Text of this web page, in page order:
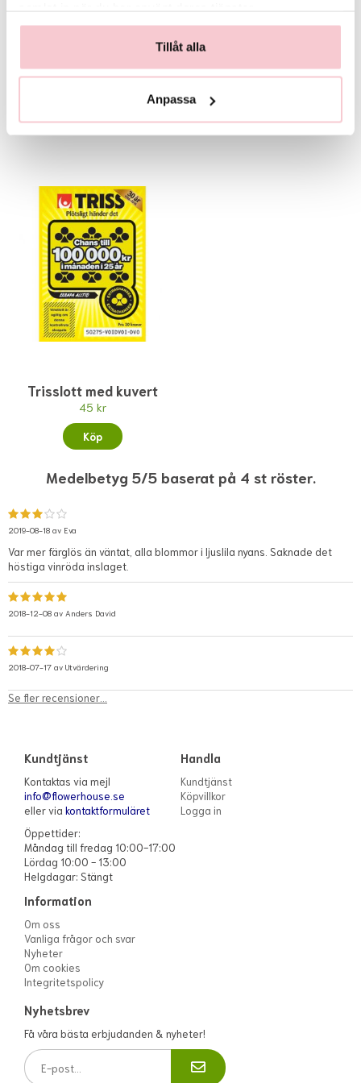
Tillåt alla
Anpassa
Glasvas Chokladstrut
Trisslott med kuvert
45 kr
Köp
Medelbetyg 5/5 baserat på 4 st röster.
2019-08-18 av Eva
Var mer färglös än väntat, alla blommor i ljuslila nyans. Saknade det
höstiga vinröda inslaget.
2018-12-08 av Anders David
2018-07-17 av Utvärdering
Se fler recensioner...
Kundtjänst
Kontaktas via mejl
info@flowerhouse.se
eller via kontaktformuläret
Öppettider:
Måndag till fredag 10:00-17:00
Lördag 10:00 - 13:00
Helgdagar: Stängt
Handla
Kundtjänst
Köpvillkor
Logga in
Information
Om oss
Vanliga frågor och svar
Nyheter
Om cookies
Integritetspolicy
Nyhetsbrev
Få våra bästa erbjudanden & nyheter!